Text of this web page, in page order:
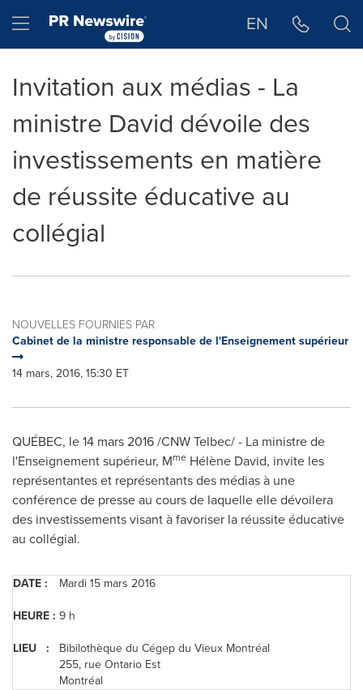
Hamburger menu EN
Invitation aux médias - La
ministre David dévoile des
investissements en matière
de réussite éducative au
collégial
NOUVELLES FOURNIES PAR
Cabinet de la ministre responsable de l'Enseignement supérieur
14 mars, 2016, 15:30 ET
QUÉBEC, le 14 mars 2016 /CNW Telbec/ - La ministre de
l'Enseignement supérieur, Mme Hélène David, invite les
représentantes et représentants des médias à une
conférence de presse au cours de laquelle elle dévoilera
des investissements visant à favoriser la réussite éducative
au collégial.
DATE :
Mardi 15 mars 2016
HEURE: 9 h
LIEU :
Bibilothèque du Cégep du Vieux Montréal
255, rue Ontario Est
Montréal